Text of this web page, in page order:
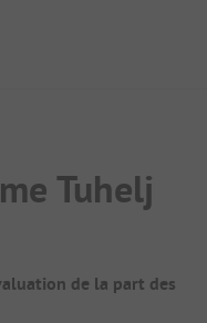
Tuhelj
de la part des